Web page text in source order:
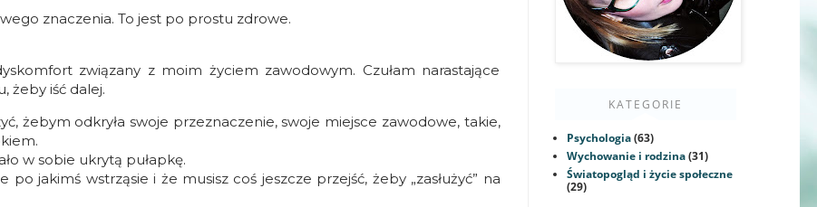
znaczenia. To jest po prostu zdrowe.
związany z moim życiem zawodowym. Czułam narastające
żeby iść dalej.
żebym odkryła swoje przeznaczenie, swoje miejsce zawodowe, takie,
w sobie ukrytą pułapkę.
po jakimś wstrząsie i że musisz coś jeszcze przejść, żeby „zasłużyć” na
KATEGORIE
Psychologia(63)
Wychowanie i rodzina(31)
Światopogląd i życie społeczne
(29)